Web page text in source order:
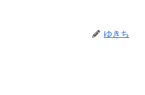
ゆきち